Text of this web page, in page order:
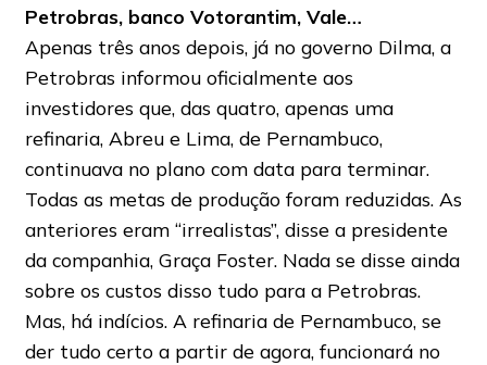
Petrobras, banco Votorantim, Vale…
Apenas três anos depois, já no governo Dilma, a
Petrobras informou oficialmente aos
investidores que, das quatro, apenas uma
refinaria, Abreu e Lima, de Pernambuco,
continuava no plano com data para terminar.
Todas as metas de produção foram reduzidas. As
anteriores eram “irrealistas”, disse a presidente
da companhia, Graça Foster. Nada se disse ainda
sobre os custos disso tudo para a Petrobras.
Mas, há indícios. A refinaria de Pernambuco, se
der tudo certo a partir de agora, funcionará no